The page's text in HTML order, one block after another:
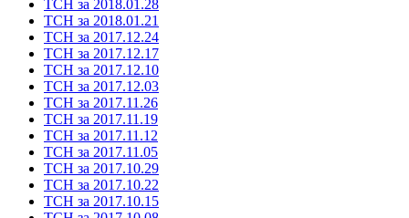
ТСН за 2018.01.28
ТСН за 2018.01.21
ТСН за 2017.12.24
ТСН за 2017.12.17
ТСН за 2017.12.10
ТСН за 2017.12.03
ТСН за 2017.11.26
ТСН за 2017.11.19
ТСН за 2017.11.12
ТСН за 2017.11.05
ТСН за 2017.10.29
ТСН за 2017.10.22
ТСН за 2017.10.15